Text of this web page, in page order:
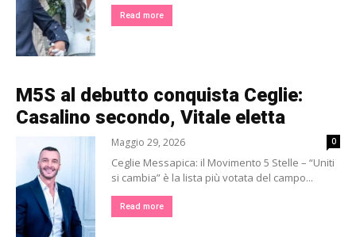
Read more
M5S al debutto conquista Ceglie:
Casalino secondo, Vitale eletta
Maggio 29, 2026 0
Ceglie Messapica: il Movimento 5 Stelle – “Uniti
si cambia” è la lista più votata del campo...
Read more